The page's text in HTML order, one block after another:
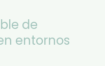
de
entornos